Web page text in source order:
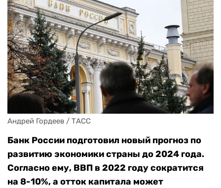
Андрей Гордеев / ТАСС
Банк России подготовил новый прогноз по
развитию экономики страны до 2024 года.
Согласно ему, ВВП в 2022 году сократится
на 8-10%, а отток капитала может